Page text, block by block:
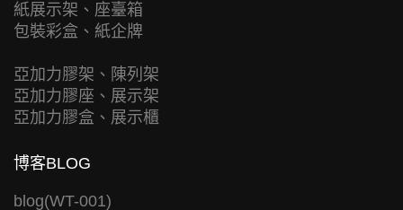
紙展示架、座臺箱
包裝彩盒、紙企牌
亞加力膠架、陳列架
亞加力膠座、展示架
亞加力膠盒、展示櫃
博客BLOG
blog(WT-001)